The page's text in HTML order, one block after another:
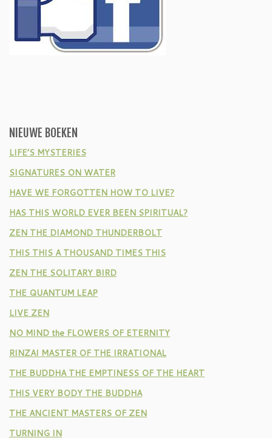
NIEUWE BOEKEN
LIFE’S MYSTERIES
SIGNATURES ON WATER
HAVE WE FORGOTTEN HOW TO LIVE?
HAS THIS WORLD EVER BEEN SPIRITUAL?
ZEN THE DIAMOND THUNDERBOLT
THIS THIS A THOUSAND TIMES THIS
ZEN THE SOLITARY BIRD
THE QUANTUM LEAP
LIVE ZEN
NO MIND the FLOWERS OF ETERNITY
RINZAI MASTER OF THE IRRATIONAL
THE BUDDHA THE EMPTINESS OF THE HEART
THIS VERY BODY THE BUDDHA
THE ANCIENT MASTERS OF ZEN
TURNING IN